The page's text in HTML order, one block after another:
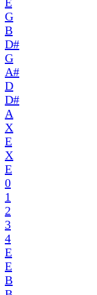
G
B
D#
G
A#
D
D#
A
X
E
X
E
0
1
2
3
4
E
E
B